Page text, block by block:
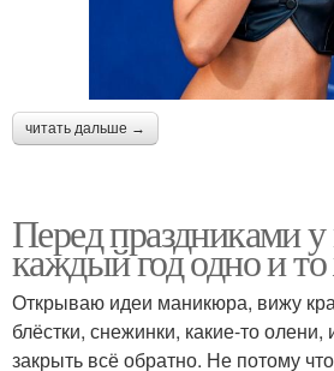
читать дальше →
Перед праздниками
каждый год одно и
Открываю идеи маникюра, вижу
блёстки, снежинки, какие-то олени,
закрыть всё обратно. Не потому